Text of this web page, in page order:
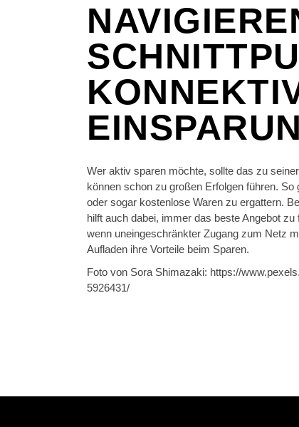
Wer aktiv sparen möchte, sollte das zu
können schon zu großen Erfolgen führen.
oder sogar kostenlose Waren zu ergattern.
hilft auch dabei, immer das beste Angebot
wenn uneingeschränkter Zugang zum Netz
Aufladen ihre Vorteile beim Sparen.
Foto von Sora Shimazaki: https://
5926431/